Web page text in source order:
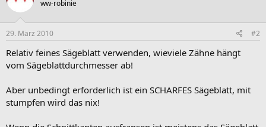
ww-robinie
29. März 2010 #2
Relativ feines Sägeblatt verwenden, wieviele Zähne hängt
vom Sägeblattdurchmesser ab!
Aber unbedingt erforderlich ist ein SCHARFES Sägeblatt, mit
stumpfen wird das nix!